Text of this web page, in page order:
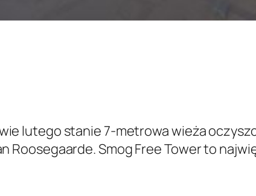
lutego stanie 7-metrowa wieża
Roosegaarde. Smog Free Tower to